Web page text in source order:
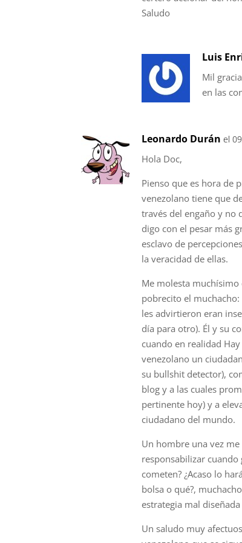
Saludo
Luis
Mil
en las
Leonardo Durán el
Hola Doc,
Pienso que es hora de
venezolano tiene que
través del engaño y no
digo con el pesar más
esclavo de
la veracidad de ellas.
Me molesta
pobrecito el
les advirtieron eran
día para otro). Él y su
cuando en realidad
venezolano un
su bullshit detector),
blog y a las cuales
pertinente hoy) y a
ciudadano del mundo.
Un hombre una vez
responsabilizar cuando
cometen? ¿Acaso lo
bolsa o qué?,
estrategia mal
Un saludo muy